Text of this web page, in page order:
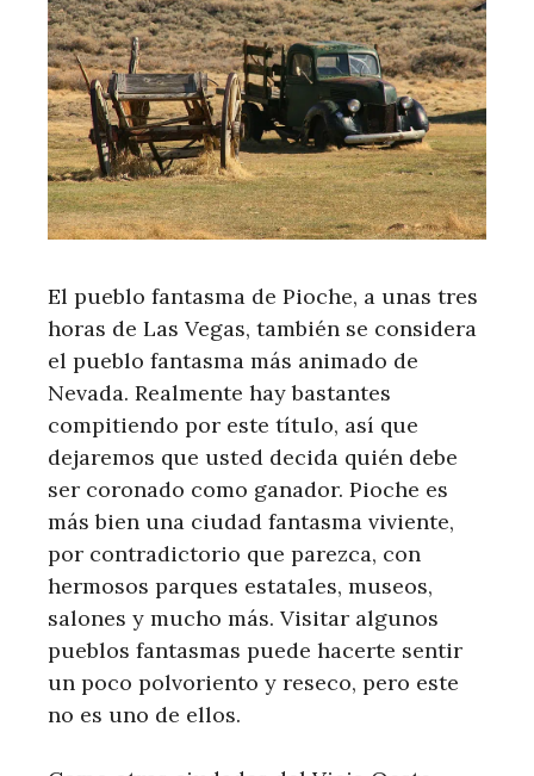
El pueblo fantasma de Pioche, a unas tres
horas de Las Vegas, también se considera
el pueblo fantasma más animado de
Nevada. Realmente hay bastantes
compitiendo por este título, así que
dejaremos que usted decida quién debe
ser coronado como ganador. Pioche es
más bien una ciudad fantasma viviente,
por contradictorio que parezca, con
hermosos parques estatales, museos,
salones y mucho más. Visitar algunos
pueblos fantasmas puede hacerte sentir
un poco polvoriento y reseco, pero este
no es uno de ellos.